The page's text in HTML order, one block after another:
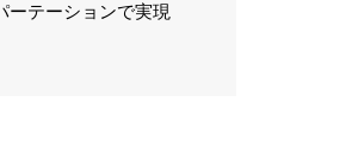
ーテーションで実現